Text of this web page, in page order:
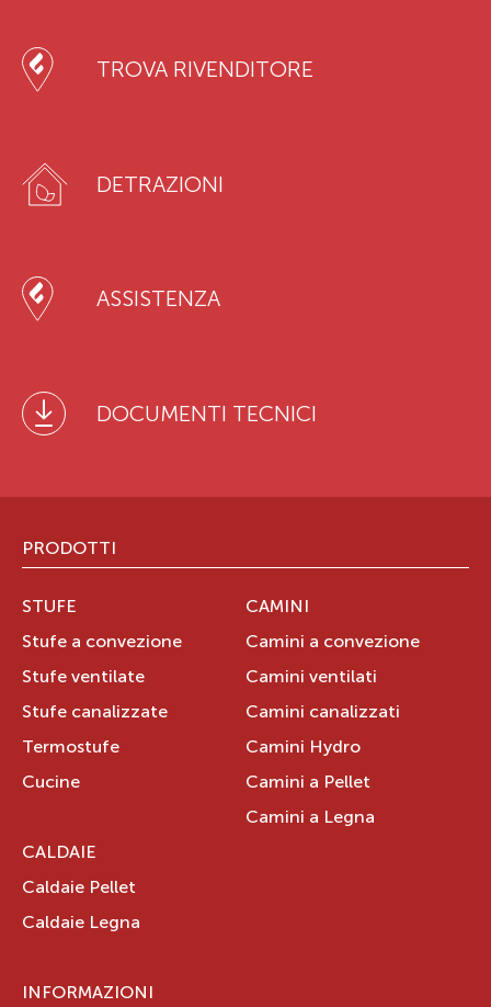
TROVA RIVENDITORE
DETRAZIONI
ASSISTENZA
DOCUMENTI TECNICI
PRODOTTI
STUFE
Stufe a convezione
Stufe ventilate
Stufe canalizzate
Termostufe
Cucine
CAMINI
Camini a convezione
Camini ventilati
Camini canalizzati
Camini Hydro
Camini a Pellet
Camini a Legna
CALDAIE
Caldaie Pellet
Caldaie Legna
INFORMAZIONI